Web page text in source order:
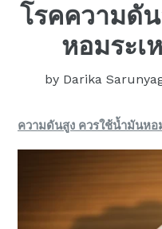
โรคความดั
หอมระเ
by Darika
ความดันสูง ควรใช้น้ำมันหอ